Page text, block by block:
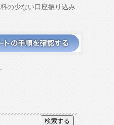
の少ない口座振り込み
検索する